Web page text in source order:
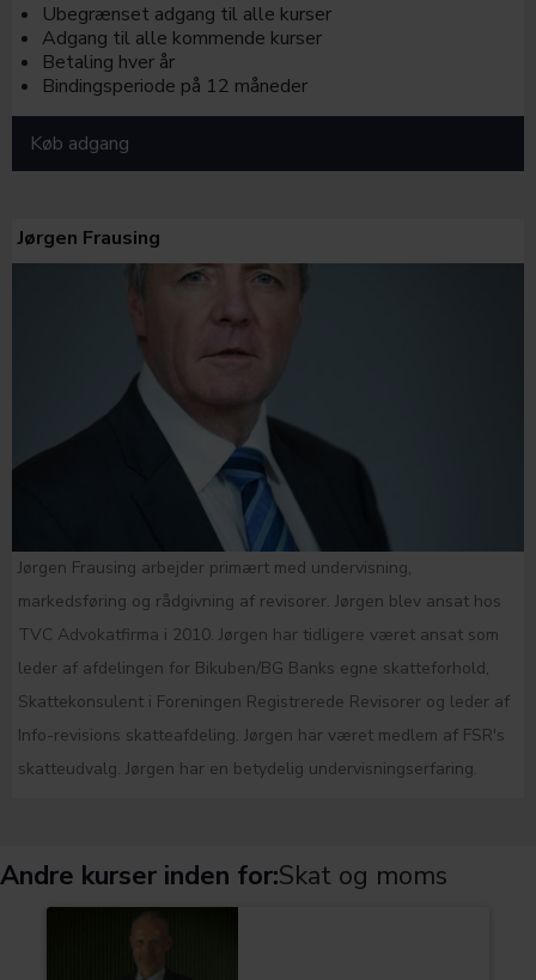
Ubegrænset adgang til alle kurser
Adgang til alle kommende kurser
Betaling hver år
Bindingsperiode på 12 måneder
Køb adgang
Jørgen Frausing
Jørgen Frausing arbejder primært med undervisning,
markedsføring og rådgivning af revisorer. Jørgen blev ansat hos
TVC Advokatfirma i 2010. Jørgen har tidligere været ansat som
leder af afdelingen for Bikuben/BG Banks egne skatteforhold,
Skattekonsulent i Foreningen Registrerede Revisorer og leder af
Info-revisions skatteafdeling. Jørgen har været medlem af FSR's
skatteudvalg. Jørgen har en betydelig undervisningserfaring.
Andre kurser inden for:Skat og moms